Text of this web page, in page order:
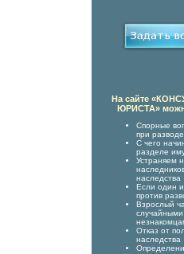
На сайте
ЮРИСТА»
Спорные
при разводе
С чего
разделе
Устраняем
наследства
Если один
против
Взрослый
случайными
Отказ от
наследства